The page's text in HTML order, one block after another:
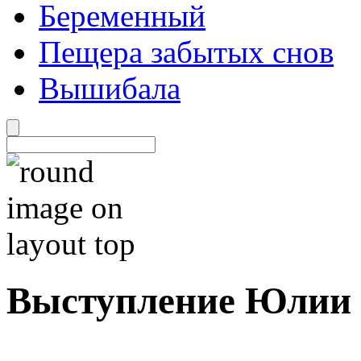
Беременный
Пещера забытых снов
Вышибала
Выступление Юлии